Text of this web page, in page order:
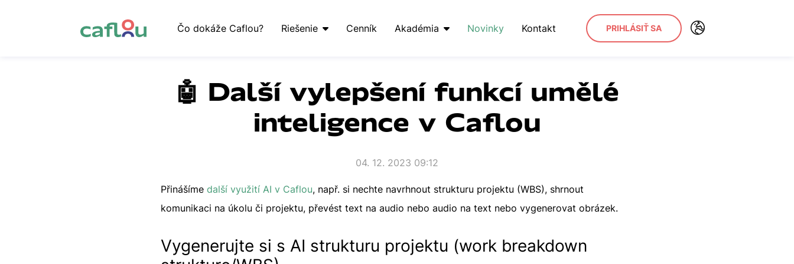
Čo dokáže Caflou? Riešenie Cenník Akadémia Novinky Kontakt PRIHLÁSIŤ SA
🤖 Další vylepšení funkcí umělé
inteligence v Caflou
04. 12. 2023 09:12
Přinášíme další využití AI v Caflou, např. si nechte navrhnout strukturu projektu (WBS), shrnout
komunikaci na úkolu či projektu, převést text na audio nebo audio na text nebo vygenerovat obrázek.
Vygenerujte si s AI strukturu projektu (work breakdown